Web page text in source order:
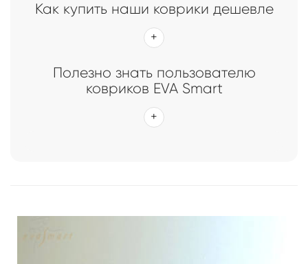
Как купить наши коврики дешевле
Полезно знать пользователю
ковриков EVA Smart